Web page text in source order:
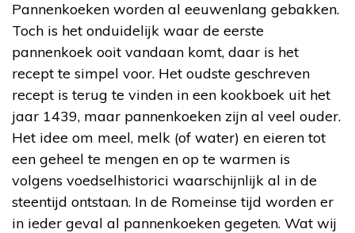
Pannenkoeken worden al eeuwenlang gebakken.
Toch is het onduidelijk waar de eerste
pannenkoek ooit vandaan komt, daar is het
recept te simpel voor. Het oudste geschreven
recept is terug te vinden in een kookboek uit het
jaar 1439, maar pannenkoeken zijn al veel ouder.
Het idee om meel, melk (of water) en eieren tot
een geheel te mengen en op te warmen is
volgens voedselhistorici waarschijnlijk al in de
steentijd ontstaan. In de Romeinse tijd worden er
in ieder geval al pannenkoeken gegeten. Wat wij